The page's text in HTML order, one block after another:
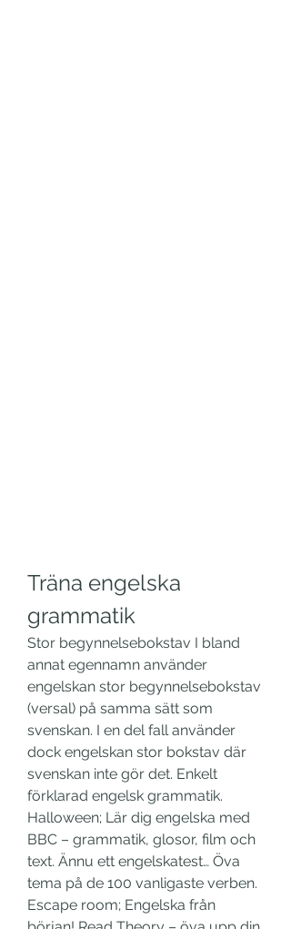
Träna engelska
grammatik
Stor begynnelsebokstav I bland
annat egennamn använder
engelskan stor begynnelsebokstav
(versal) på samma sätt som
svenskan. I en del fall använder
dock engelskan stor bokstav där
svenskan inte gör det. Enkelt
förklarad engelsk grammatik.
Halloween; Lär dig engelska med
BBC – grammatik, glosor, film och
text. Ännu ett engelskatest… Öva
tema på de 100 vanligaste verben.
Escape room; Engelska från